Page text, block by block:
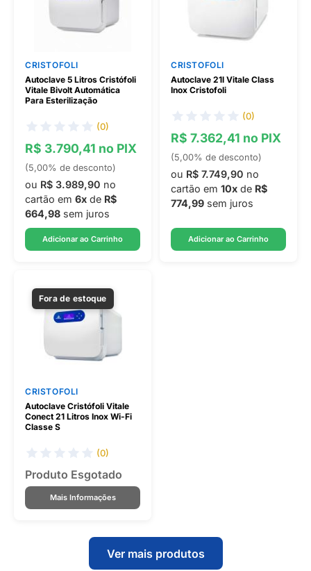
CRISTOFOLI
Autoclave 5 Litros Cristófoli
Vitale Bivolt Automática
Para Esterilização
(0)
R$ 3.790,41 no PIX
(5,00% de desconto)
ou R$ 3.989,90 no
cartão em 6x de R$
664,98 sem juros
Adicionar ao Carrinho
CRISTOFOLI
Autoclave 21l Vitale Class
Inox Cristofoli
(0)
R$ 7.362,41 no PIX
(5,00% de desconto)
ou R$ 7.749,90 no
cartão em 10x de R$
774,99 sem juros
Adicionar ao Carrinho
Fora de estoque
CRISTOFOLI
Autoclave Cristófoli Vitale
Conect 21 Litros Inox Wi-Fi
Classe S
(0)
Produto Esgotado
Mais Informações
Ver mais produtos